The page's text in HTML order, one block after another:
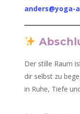
anders@yoga-
Der stille Raum
dir selbst zu
in Ruhe, Tiefe